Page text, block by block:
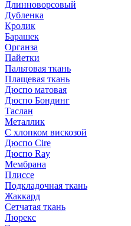
Длинноворсовый
Дубленка
Кролик
Барашек
Органза
Пайетки
Пальтовая ткань
Плащевая ткань
Дюспо матовая
Дюспо Бондинг
Таслан
Металлик
С хлопком вискозой
Дюспо Cire
Дюспо Ray
Мембрана
Плиссе
Подкладочная ткань
Жаккард
Сетчатая ткань
Люрекс